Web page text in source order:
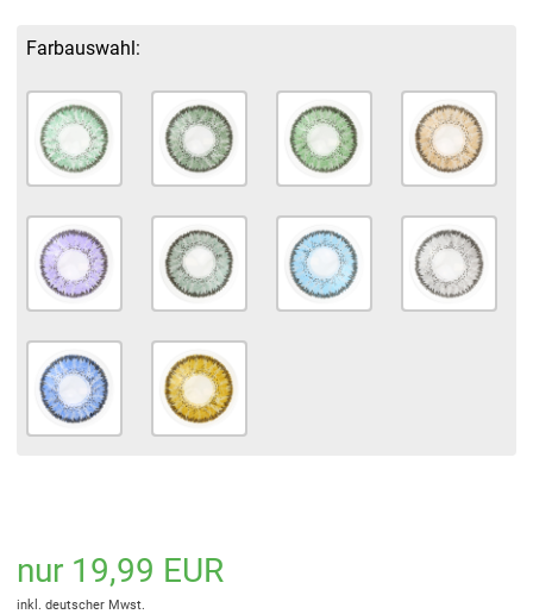
Farbauswahl:
nur 19,99 EUR
inkl. deutscher Mwst.